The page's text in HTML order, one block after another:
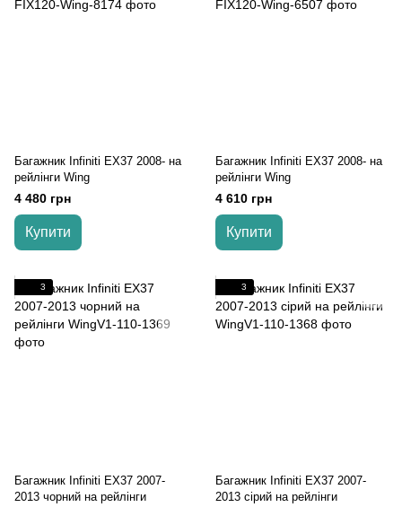
Багажник Infiniti EX37 2008- на
рейлінги Wing
4 480 грн
Купити
Багажник Infiniti EX37 2008- на
рейлінги Wing
4 610 грн
Купити
3
Багажник Infiniti EX37 2007-
2013 чорний на рейлінги
3
Багажник Infiniti EX37 2007-
2013 cірий на рейлінги